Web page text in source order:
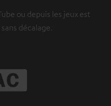
ou depuis les jeux est
décalage.